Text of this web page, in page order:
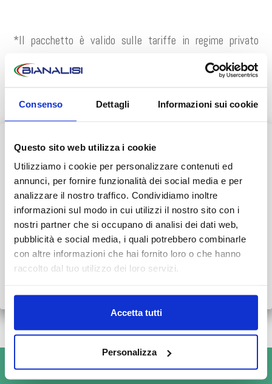
Consenso Dettagli Informazioni sui cookie
Questo sito web utilizza i cookie
Utilizziamo i cookie per personalizzare contenuti ed
annunci, per fornire funzionalità dei social media e per
analizzare il nostro traffico. Condividiamo inoltre
informazioni sul modo in cui utilizzi il nostro sito con i
nostri partner che si occupano di analisi dei dati web,
pubblicità e social media, i quali potrebbero combinarle
con altre informazioni che hai fornito loro o che hanno
raccolto dal tuo utilizzo dei loro servizi.
Accetta tutti
Personalizza
*Il pacchetto è valido sulle tariffe in regime privato
prenotate entro il 30/04/2026 presso tutti i
poliambulatori Bianalisi aderenti. Le agevolazioni non sono
Per maggiori informazioni e per visionare i Centri Bianalisi
aderenti all’iniziativa,visita il sito Bianalisi
INFORMAZIONI E PRENOTAZIONI
Consulta i numeri da contattare
AVVISO AI PAZIENTI
Durante il mese di agosto alcuni Centri potrebbero osservare
orari ridotti o periodi di chiusura.
👉 Vi invitiamo a consultare ilcalendario completo con le
variazioni di agosto.
Grazie.